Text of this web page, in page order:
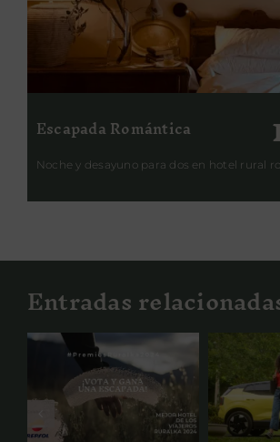
Escapada Romántica
Noche y desayuno para dos en hotel rural
Entradas
Nominados
Premios
Ruralka 2024